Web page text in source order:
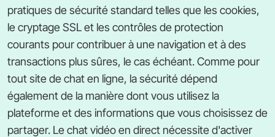
pratiques de sécurité standard telles que les cookies,
le cryptage SSL et les contrôles de protection
courants pour contribuer à une navigation et à des
transactions plus sûres, le cas échéant. Comme pour
tout site de chat en ligne, la sécurité dépend
également de la manière dont vous utilisez la
plateforme et des informations que vous choisissez de
partager. Le chat vidéo en direct nécessite d'activer